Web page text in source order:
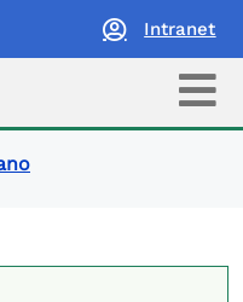
Intranet
Ciudadano